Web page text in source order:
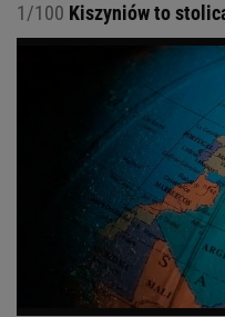
1/100 Kiszyniów to